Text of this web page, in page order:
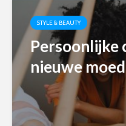
STYLE & BEAUTY
Persoonlijke
nieuwe